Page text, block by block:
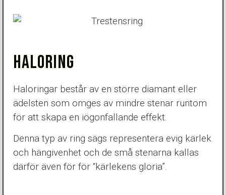
HALORING
Haloringar består av en större diamant eller
ädelsten som omges av mindre stenar runtom
för att skapa en iögonfallande effekt.
Denna typ av ring sägs representera evig kärlek
och hängivenhet och de små stenarna kallas
därför även för för “kärlekens gloria”.